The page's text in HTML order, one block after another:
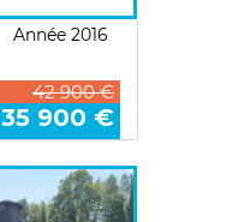
Année 2016
42 900 €
35 900 €